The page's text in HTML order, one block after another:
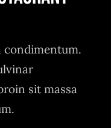
condimentum.
sit massa